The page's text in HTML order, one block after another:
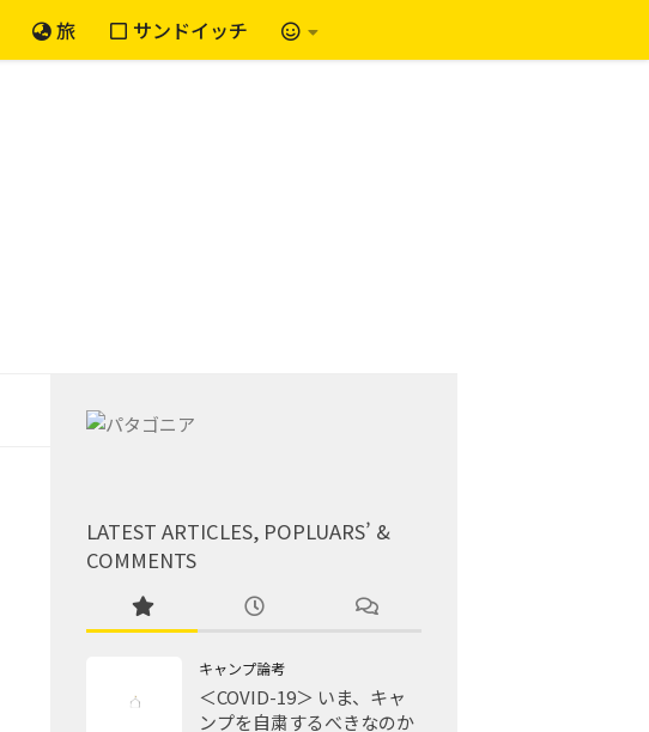
旅 サンドイッチ
LATEST ARTICLES, POPLUARS’ &
COMMENTS
キャンプ論考
＜COVID-19＞ いま、キャ
ンプを自粛するべきなのか